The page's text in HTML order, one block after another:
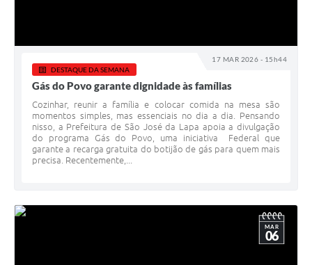
17 MAR 2026 - 15h44
DESTAQUE DA SEMANA
Gás do Povo garante dignidade às famílias
Cozinhar, reunir a família e colocar comida na mesa são
momentos simples, mas essenciais no dia a dia. Pensando
nisso, a Prefeitura de São José da Lapa apoia a divulgação
do programa Gás do Povo, uma iniciativa Federal que
garante a recarga gratuita do botijão de gás para quem mais
precisa. Recentemente,...
MAR
06